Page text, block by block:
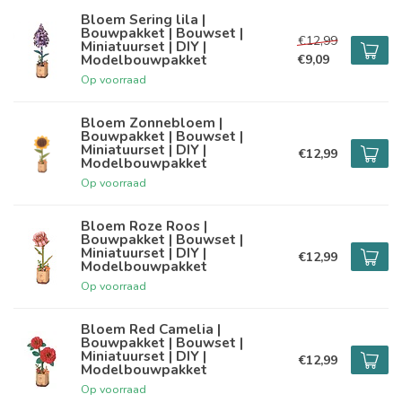
Bloem Sering lila |
Bouwpakket | Bouwset |
Miniatuurset | DIY |
Modelbouwpakket
Op voorraad
€12,99
€9,09
Bloem Zonnebloem |
Bouwpakket | Bouwset |
Miniatuurset | DIY |
Modelbouwpakket
Op voorraad
€12,99
Bloem Roze Roos |
Bouwpakket | Bouwset |
Miniatuurset | DIY |
Modelbouwpakket
Op voorraad
€12,99
Bloem Red Camelia |
Bouwpakket | Bouwset |
Miniatuurset | DIY |
Modelbouwpakket
Op voorraad
€12,99